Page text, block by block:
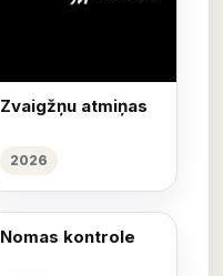
Zvaigžņu atmiņas
2026
Nomas kontrole